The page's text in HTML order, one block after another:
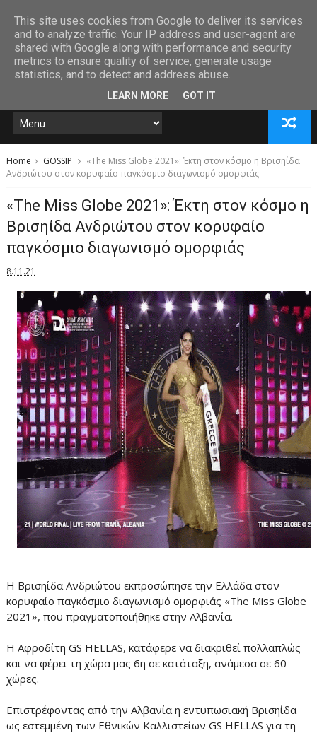
Home GOSSIP
«The Miss Globe 2021»: Έκτη στον κόσμο η Βρισηίδα
Ανδριώτου στον κορυφαίο παγκόσμιο διαγωνισμό ομορφιάς
«The Miss Globe 2021»: Έκτη στον κόσμο η
Βρισηίδα Ανδριώτου στον κορυφαίο
παγκόσμιο διαγωνισμό ομορφιάς
8.11.21
Η Βρισηίδα Ανδριώτου εκπροσώπησε την Ελλάδα στον
κορυφαίο παγκόσμιο διαγωνισμό ομορφιάς «The Miss Globe
2021», που πραγματοποιήθηκε στην Αλβανία.
Η Αφροδίτη GS HELLAS, κατάφερε να διακριθεί πολλαπλώς
και να φέρει τη χώρα μας 6η σε κατάταξη, ανάμεσα σε 60
χώρες.
Επιστρέφοντας από την Αλβανία η εντυπωσιακή Βρισηίδα
ως εστεμμένη των Εθνικών Καλλιστείων GS HELLAS για τη
This site uses cookies from Google to deliver its services
and to analyze traffic. Your IP address and user-agent are
shared with Google along with performance and security
metrics to ensure quality of service, generate usage
statistics, and to detect and address abuse.
LEARN MORE GOT IT